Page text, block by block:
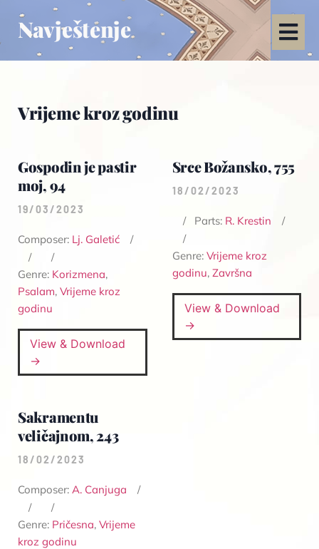
Navještenje
Vrijeme kroz godinu
Gospodin je pastir
moj, 94
19/03/2023
Composer: Lj. Galetić
Genre: Korizmena,
Psalam, Vrijeme kroz
godinu
View & Download
→
Srce Božansko, 755
18/02/2023
Parts: R. Krestin
Genre: Vrijeme kroz
godinu, Završna
View & Download
→
Sakramentu
veličajnom, 243
18/02/2023
Composer: A. Canjuga
Genre: Pričesna, Vrijeme
kroz godinu